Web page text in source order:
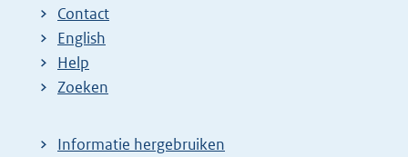
Contact
English
Help
Zoeken
Informatie hergebruiken